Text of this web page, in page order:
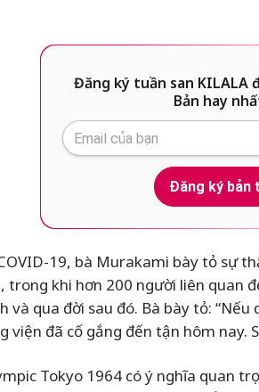
Đăng ký tuần san KILALA
Bản hay
Đăng ký bản
19, bà Murakami bày tỏ sự
khi hơn 200 người liên quan
qua đời sau đó. Bà bày tỏ:
đã cố gắng đến tận hôm
Tokyo 1964 có ý nghĩa quan